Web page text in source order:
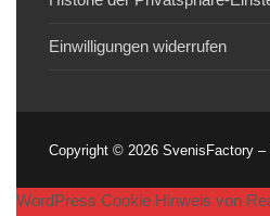
Einwilligungen widerrufen
Copyright © 2026 SvenisFactory –
WordPress Cookie Hinweis von